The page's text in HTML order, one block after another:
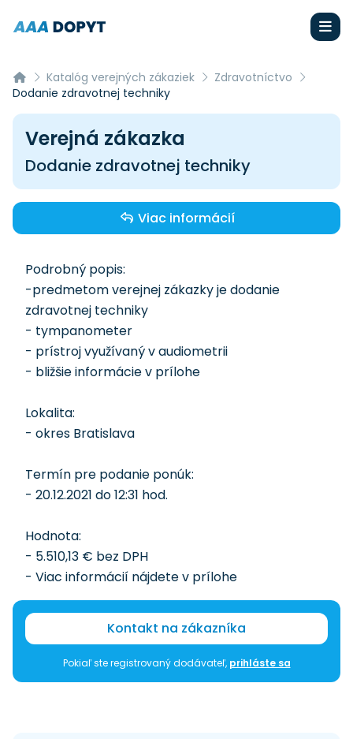
Katalóg verejných zákaziek
Zdravotníctvo
Dodanie zdravotnej techniky
Verejná zákazka
Dodanie zdravotnej techniky
Viac informácií
Podrobný popis:
-predmetom verejnej zákazky je dodanie
zdravotnej techniky
- tympanometer
- prístroj využívaný v audiometrii
- bližšie informácie v prílohe
Lokalita:
- okres Bratislava
Termín pre podanie ponúk:
- 20.12.2021 do 12:31 hod.
Hodnota:
- 5.510,13 € bez DPH
- Viac informácií nájdete v prílohe
Kontakt na zákazníka
Pokiaľ ste registrovaný dodávateľ, prihláste sa